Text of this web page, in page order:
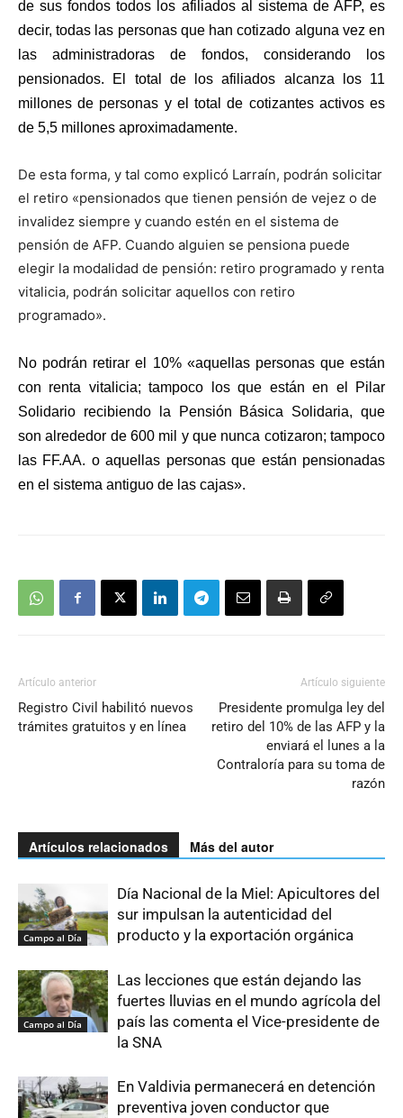
de sus fondos todos los afiliados al sistema de AFP, es
decir, todas las personas que han cotizado alguna vez en
las administradoras de fondos, considerando los
pensionados. El total de los afiliados alcanza los 11
millones de personas y el total de cotizantes activos es
de 5,5 millones aproximadamente.
De esta forma, y tal como explicó Larraín, podrán solicitar
el retiro «pensionados que tienen pensión de vejez o de
invalidez siempre y cuando estén en el sistema de
pensión de AFP. Cuando alguien se pensiona puede
elegir la modalidad de pensión: retiro programado y renta
vitalicia, podrán solicitar aquellos con retiro
programado».
No podrán retirar el 10% «aquellas personas que están
con renta vitalicia; tampoco los que están en el Pilar
Solidario recibiendo la Pensión Básica Solidaria, que
son alrededor de 600 mil y que nunca cotizaron; tampoco
las FF.AA. o aquellas personas que están pensionadas
en el sistema antiguo de las cajas».
Artículo anterior
Registro Civil habilitó nuevos
trámites gratuitos y en línea
Artículo siguiente
Presidente promulga ley del
retiro del 10% de las AFP y la
enviará el lunes a la
Contraloría para su toma de
razón
Artículos relacionados Más del autor
Campo al Día
Día Nacional de la Miel: Apicultores del
sur impulsan la autenticidad del
producto y la exportación orgánica
Campo al Día
Las lecciones que están dejando las
fuertes lluvias en el mundo agrícola del
país las comenta el Vice-presidente de
la SNA
En Valdivia permanecerá en detención
preventiva joven conductor que